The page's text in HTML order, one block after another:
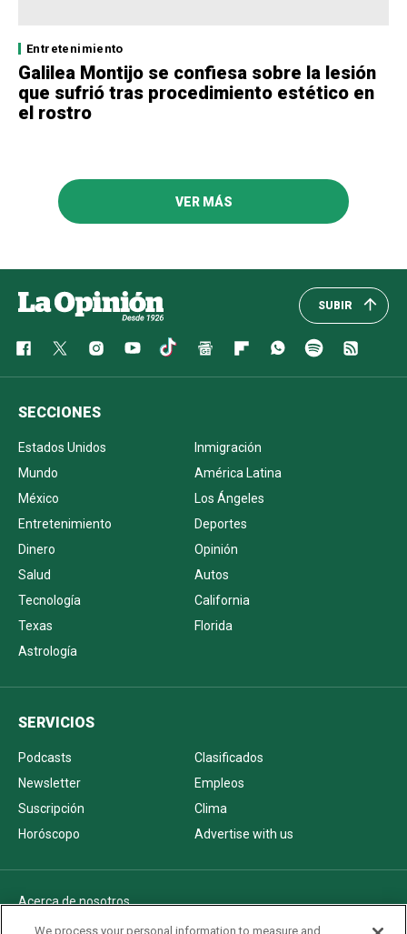
Entretenimiento
Galilea Montijo se confiesa sobre la lesión
que sufrió tras procedimiento estético en
el rostro
VER MÁS
SUBIR
SECCIONES
Estados Unidos
Inmigración
Mundo
América Latina
México
Los Ángeles
Entretenimiento
Deportes
Dinero
Opinión
Salud
Autos
Tecnología
California
Texas
Florida
Astrología
SERVICIOS
Podcasts
Clasificados
Newsletter
Empleos
Suscripción
Clima
Horóscopo
Advertise with us
Acerca de nosotros
Politica de privacidad
We process your personal information to measure and